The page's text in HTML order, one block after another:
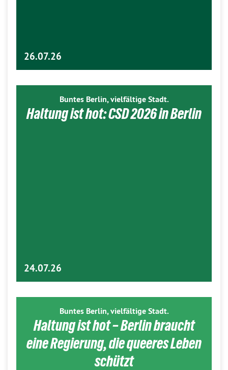
26.07.26
Buntes Berlin, vielfältige Stadt.
Haltung ist hot: CSD 2026 in Berlin
24.07.26
Buntes Berlin, vielfältige Stadt.
Haltung ist hot – Berlin braucht
eine Regierung, die queeres Leben
schützt